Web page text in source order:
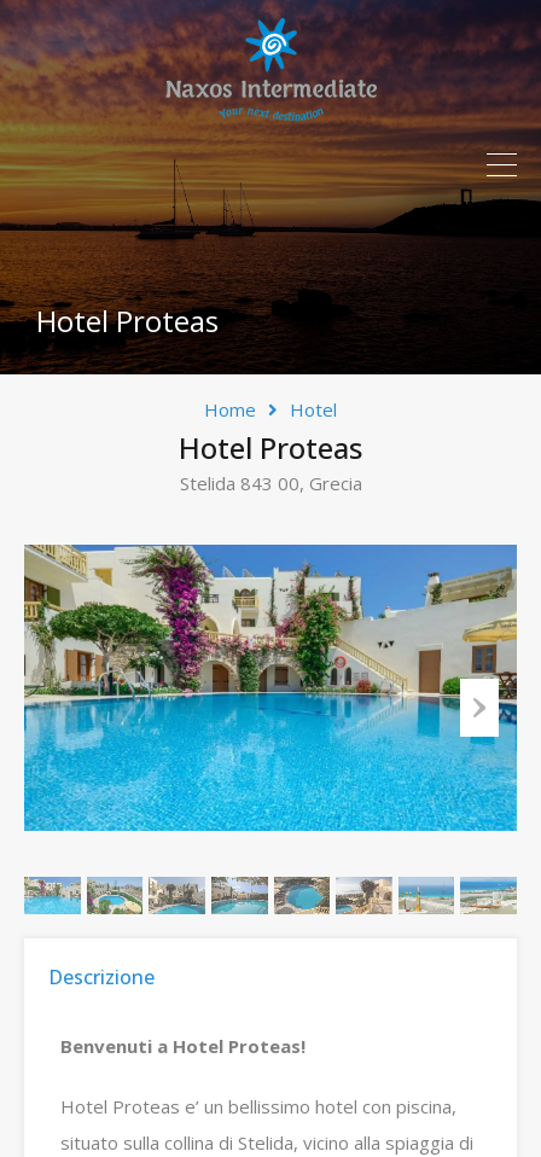
Hotel Proteas
Home Hotel
Hotel Proteas
Stelida 843 00, Grecia
Descrizione
Benvenuti a Hotel Proteas!
Hotel Proteas e’ un bellissimo hotel con piscina,
situato sulla collina di Stelida, vicino alla spiaggia di